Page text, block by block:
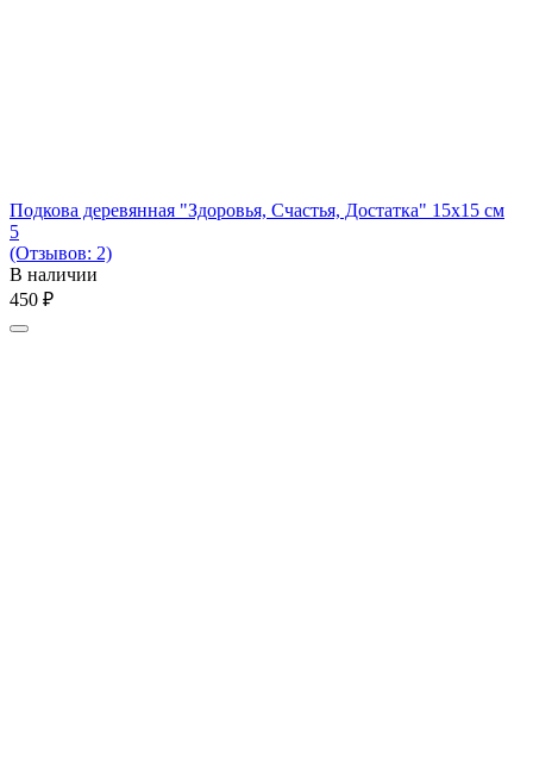
Подкова деревянная "Здоровья, Счастья, Достатка" 15х15 см
5
(Отзывов: 2)
В наличии
‍450‍ ₽